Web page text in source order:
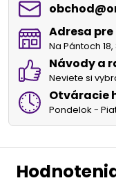
Adresa
Na Pántoch
Návody a
Neviete si
Otváracie
Pondelok -